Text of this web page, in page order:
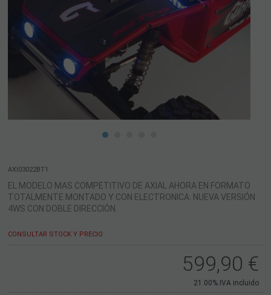
AXI03022BT1
EL MODELO MAS COMPETITIVO DE AXIAL AHORA EN FORMATO
TOTALMENTE MONTADO Y CON ELECTRONICA. NUEVA VERSIÓN
4WS CON DOBLE DIRECCIÓN.
CONSULTAR STOCK Y PRECIO
599,90 €
21.00% IVA incluido